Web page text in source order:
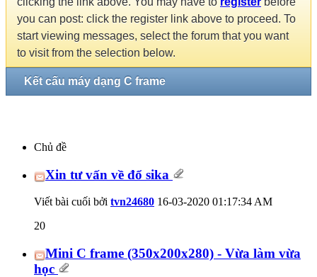
you can post: click the register link above to proceed. To
start viewing messages, select the forum that you want
to visit from the selection below.
Kết cấu máy dạng C frame
Chủ đề
Xin tư vấn về đổ sika
Viết bài cuối bởi tvn24680 16-03-2020 01:17:34 AM
20
Mini C frame (350x200x280) - Vừa làm vừa
học